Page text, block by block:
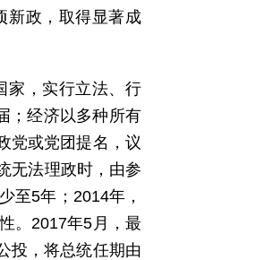
新政，取得显著成
家，实行立法、行
；经济以多种所有
党或党团提名，议
无法理政时，由参
至5年；2014年，
。2017年5月，最
投，将总统任期由